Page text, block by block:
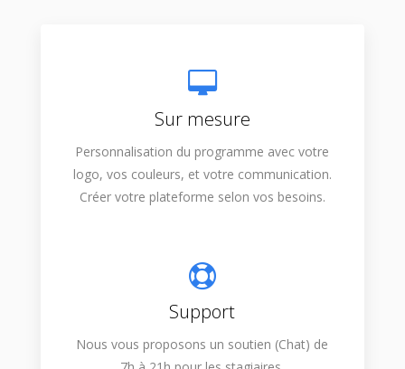
Sur mesure
Personnalisation du programme avec votre
logo, vos couleurs, et votre communication.
Créer votre plateforme selon vos besoins.
Support
Nous vous proposons un soutien (Chat) de